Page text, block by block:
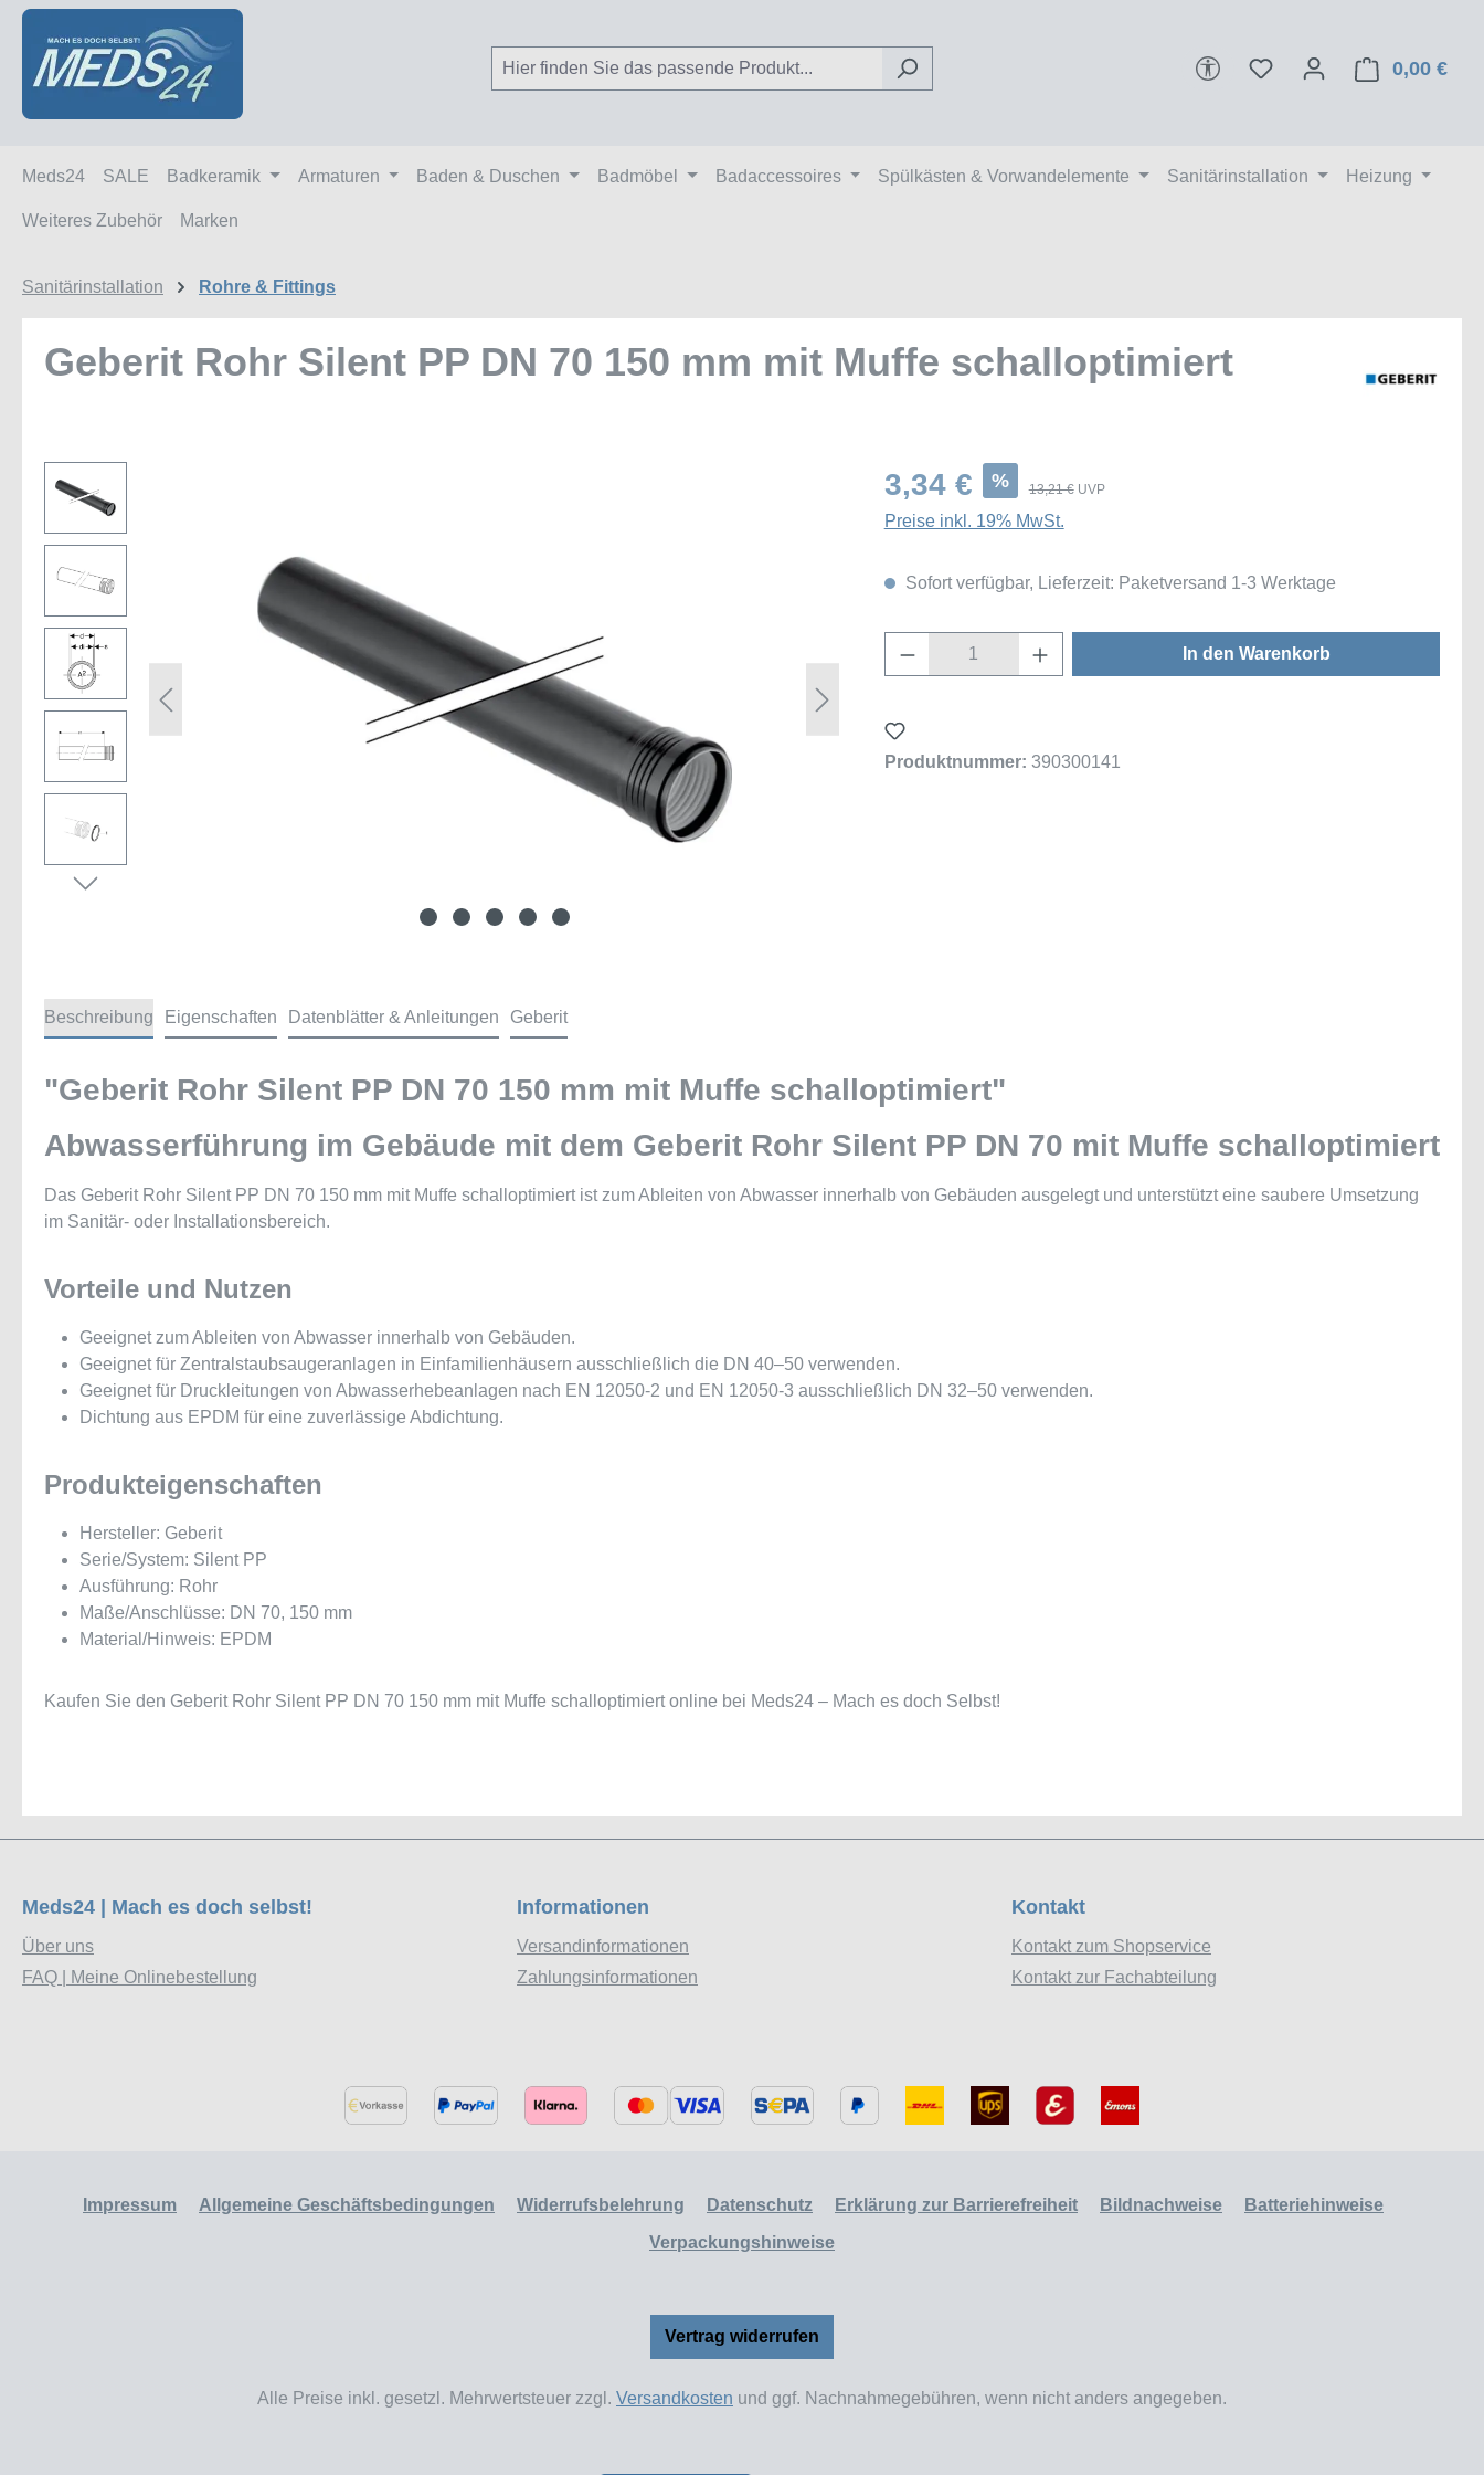
Hauptinhalt springen
Zur Suche springen
Zur Hauptnavigation springen
Werkzeugleiste anzeigen
0,00 €
Meds24 SALE Badkeramik Armaturen Baden & Duschen Badmöbel Badaccessoires Spülkästen & Vorwandelemente Sanitärinstallation Heizung
Weiteres Zubehör Marken
Sanitärinstallation Rohre & Fittings
Geberit Rohr Silent PP DN 70 150 mm mit Muffe schalloptimiert
3,34 € % 13,21 € UVP
Preise inkl. 19% MwSt.
Sofort verfügbar, Lieferzeit: Paketversand 1-3 Werktage
Produkt Anzahl: Gib den gewünschten Wert ein
In den Warenkorb
Produktnummer: 390300141
Beschreibung Eigenschaften Datenblätter & Anleitungen Geberit
"Geberit Rohr Silent PP DN 70 150 mm mit Muffe schalloptimiert"
Abwasserführung im Gebäude mit dem Geberit Rohr Silent PP DN 70 mit Muffe schalloptimiert
Das Geberit Rohr Silent PP DN 70 150 mm mit Muffe schalloptimiert ist zum Ableiten von Abwasser innerhalb von Gebäuden ausgelegt und unterstützt eine saubere Umsetzung
im Sanitär- oder Installationsbereich.
Vorteile und Nutzen
Geeignet zum Ableiten von Abwasser innerhalb von Gebäuden.
Geeignet für Zentralstaubsaugeranlagen in Einfamilienhäusern ausschließlich die DN 40–50 verwenden.
Geeignet für Druckleitungen von Abwasserhebeanlagen nach EN 12050-2 und EN 12050-3 ausschließlich DN 32–50 verwenden.
Dichtung aus EPDM für eine zuverlässige Abdichtung.
Produkteigenschaften
Hersteller: Geberit
Serie/System: Silent PP
Ausführung: Rohr
Maße/Anschlüsse: DN 70, 150 mm
Material/Hinweis: EPDM
Kaufen Sie den Geberit Rohr Silent PP DN 70 150 mm mit Muffe schalloptimiert online bei Meds24 – Mach es doch Selbst!
Meds24 | Mach es doch selbst!
Über uns
FAQ | Meine Onlinebestellung
Informationen
Versandinformationen
Zahlungsinformationen
Kontakt
Kontakt zum Shopservice
Kontakt zur Fachabteilung
Impressum Allgemeine Geschäftsbedingungen Widerrufsbelehrung Datenschutz Erklärung zur Barrierefreiheit Bildnachweise
Batteriehinweise
Verpackungshinweise
Vertrag widerrufen
Alle Preise inkl. gesetzl. Mehrwertsteuer zzgl. Versandkosten und ggf. Nachnahmegebühren, wenn nicht anders angegeben.